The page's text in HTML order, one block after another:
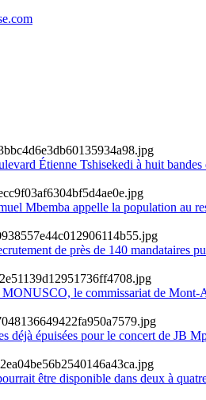
Étienne Tshisekedi à huit
Mbemba appelle la population au
de près de 140 mandataires
le commissariat de Mont-
déjà épuisées pour le concert de JB
être disponible dans deux à